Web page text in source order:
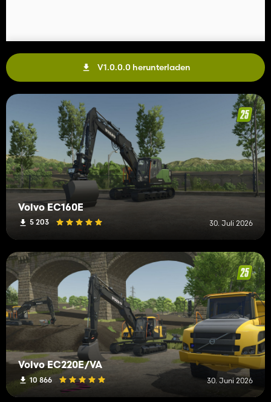
V1.0.0.0 herunterladen
Volvo EC160E
5 203 30. Juli 2026
Volvo EC220E/VA
10 866 30. Juni 2026